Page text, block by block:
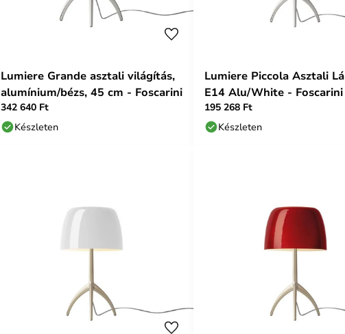
Lumiere Grande asztali világítás,
alumínium/bézs, 45 cm - Foscarini
342 640 Ft
Készleten
Lumiere Piccola Asztali
E14 Alu/White - Foscarini
195 268 Ft
Készleten